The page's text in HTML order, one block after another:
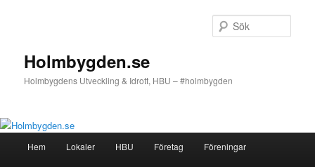
Holmbygden.se
Holmbygdens Utveckling & Idrott, HBU – #holmbygden
Hem Lokaler HBU Företag Föreningar